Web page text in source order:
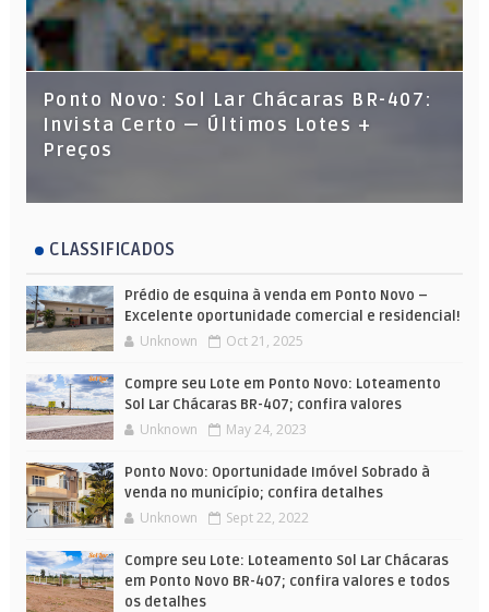
Ponto Novo: Sol Lar Chácaras BR-407:
Invista Certo — Últimos Lotes +
Preços
CLASSIFICADOS
Prédio de esquina à venda em Ponto Novo –
Excelente oportunidade comercial e residencial!
Unknown Oct 21, 2025
Compre seu Lote em Ponto Novo: Loteamento
Sol Lar Chácaras BR-407; confira valores
Unknown May 24, 2023
Ponto Novo: Oportunidade Imóvel Sobrado à
venda no município; confira detalhes
Unknown Sept 22, 2022
Compre seu Lote: Loteamento Sol Lar Chácaras
em Ponto Novo BR-407; confira valores e todos
os detalhes